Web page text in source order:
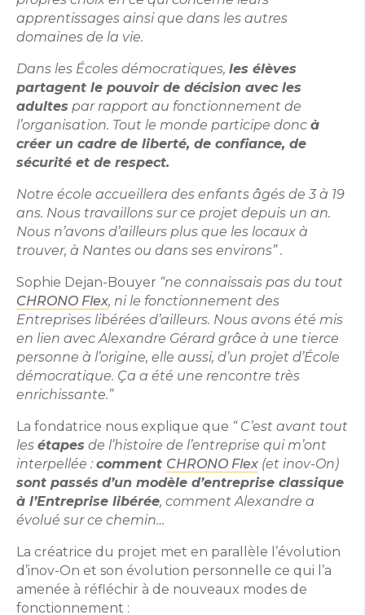
apprentissages ainsi que dans les autres
domaines de la vie.
Dans les Écoles démocratiques, les élèves
partagent le pouvoir de décision avec les
adultes par rapport au fonctionnement de
l’organisation. Tout le monde participe donc à
créer un cadre de liberté, de confiance, de
sécurité et de respect.
Notre école accueillera des enfants âgés de 3 à 19
ans. Nous travaillons sur ce projet depuis un an.
Nous n’avons d’ailleurs plus que les locaux à
trouver, à Nantes ou dans ses environs” .
Sophie Dejan-Bouyer “ne connaissais pas du tout
CHRONO Flex, ni le fonctionnement des
Entreprises libérées d’ailleurs. Nous avons été mis
en lien avec Alexandre Gérard grâce à une tierce
personne à l’origine, elle aussi, d’un projet d’École
démocratique. Ça a été une rencontre très
enrichissante.”
La fondatrice nous explique que “ C’est avant tout
les étapes de l’histoire de l’entreprise qui m’ont
interpellée : comment CHRONO Flex (et inov-On)
sont passés d’un modèle d’entreprise classique
à l’Entreprise libérée, comment Alexandre a
évolué sur ce chemin…
La créatrice du projet met en parallèle l’évolution
d’inov-On et son évolution personnelle ce qui l’a
amenée à réfléchir à de nouveaux modes de
fonctionnement :